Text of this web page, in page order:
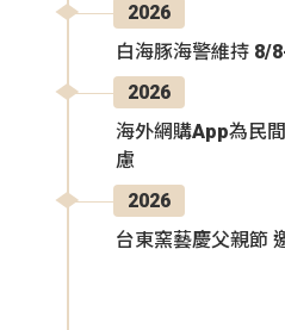
2026
白海豚海警維持 8/
2026
海外網購App為民
慮
2026
台東窯藝慶父親節